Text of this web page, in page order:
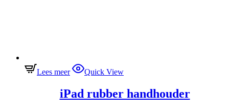
Lees meer Quick View
iPad rubber handhouder